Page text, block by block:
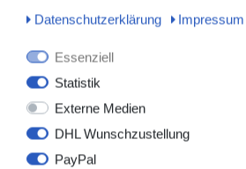
miro-cell Zellstofftupfer 4 x
à 500 Stück
Daten­schutz­erklärung
Impressum
Essenziell
Statistik
Externe Medien
DHL Wunschzustellung
PayPal